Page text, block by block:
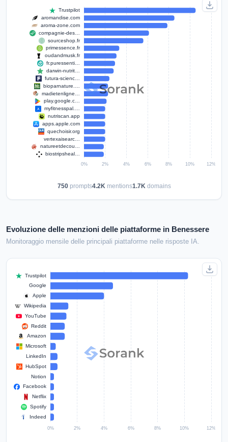
750prompts4.2Kmentions1.7Kdomains
Evoluzione delle menzioni delle piattaforme in Benessere
Monitoraggio mensile delle principali piattaforme nelle risposte IA.